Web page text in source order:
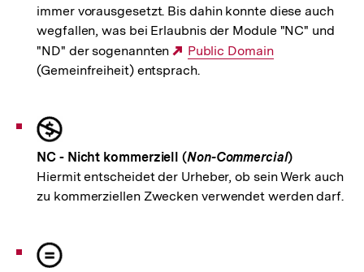
immer vorausgesetzt. Bis dahin konnte diese auch
wegfallen, was bei Erlaubnis der Module "NC" und
"ND" der sogenannten
Externer
Link:
Public Domain
(Gemeinfreiheit) entsprach.
NC - Nicht kommerziell (Non-Commercial)
Hiermit entscheidet der Urheber, ob sein Werk auch
zu kommerziellen Zwecken verwendet werden darf.